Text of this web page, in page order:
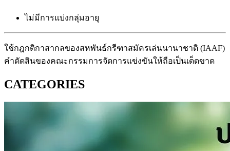
ไม่มีการแบ่งกลุ่มอายุ
ใช้กฎกติกาสากลของสหพันธ์กรีฑาสมัครเล่นนานาชาติ (IAAF)
คำตัดสินของคณะกรรมการจัดการแข่งขันให้ถือเป็นเด็ดขาด
CATEGORIES